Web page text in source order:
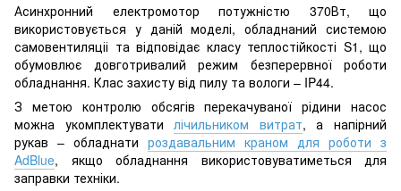
Асинхронний електромотор потужністю 370Вт, що
використовується у даній моделі, обладнаний системою
самовентиляціі та відповідає класу теплостійкості S1, що
обумовлює довготривалий режим безперервної роботи
обладнання. Клас захисту від пилу та вологи – IP44.
З метою контролю обсягів перекачуваної рідини насос
можна укомплектуватилічильником витрат, а напірний
рукав – обладнати роздавальним краном для роботи з
AdBlue, якщо обладнання використовуватиметься для
заправки техніки.